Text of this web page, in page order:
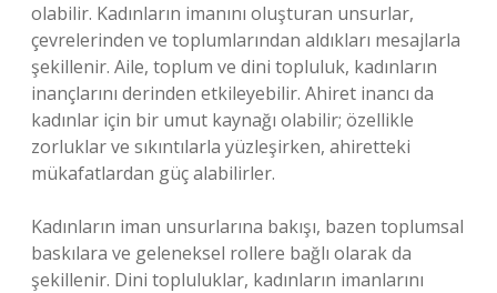
olabilir. Kadınların imanını oluşturan unsurlar,
çevrelerinden ve toplumlarından aldıkları mesajlarla
şekillenir. Aile, toplum ve dini topluluk, kadınların
inançlarını derinden etkileyebilir. Ahiret inancı da
kadınlar için bir umut kaynağı olabilir; özellikle
zorluklar ve sıkıntılarla yüzleşirken, ahiretteki
mükafatlardan güç alabilirler.
Kadınların iman unsurlarına bakışı, bazen toplumsal
baskılara ve geleneksel rollere bağlı olarak da
şekillenir. Dini topluluklar, kadınların imanlarını